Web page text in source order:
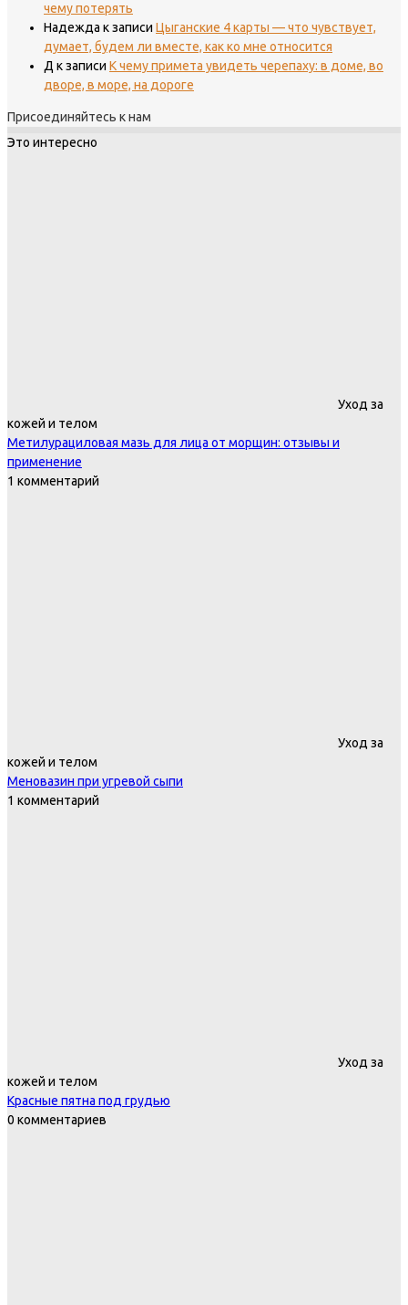
чему потерять
Надежда к записи Цыганские 4 карты — что чувствует,
думает, будем ли вместе, как ко мне относится
Д к записи К чему примета увидеть черепаху: в доме, во
дворе, в море, на дороге
Присоединяйтесь к нам
Это интересно
Уход за
кожей и телом
Метилурациловая мазь для лица от морщин: отзывы и
применение
1 комментарий
Уход за
кожей и телом
Меновазин при угревой сыпи
1 комментарий
Уход за
кожей и телом
Красные пятна под грудью
0 комментариев